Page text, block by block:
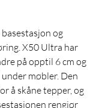
og
X50 Ultra har
på opptil 6 cm og
møbler. Den
å skåne tepper, og
rengjør